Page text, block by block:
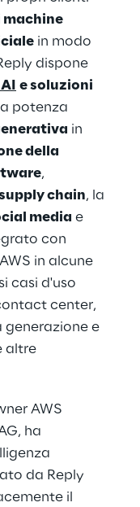
machine
in modo
dispone
e soluzioni
potenza
in
della
,
chain, la
media e
con
in alcune
casi d'uso
center,
generazione e
altre
AWS
ha
da Reply
il